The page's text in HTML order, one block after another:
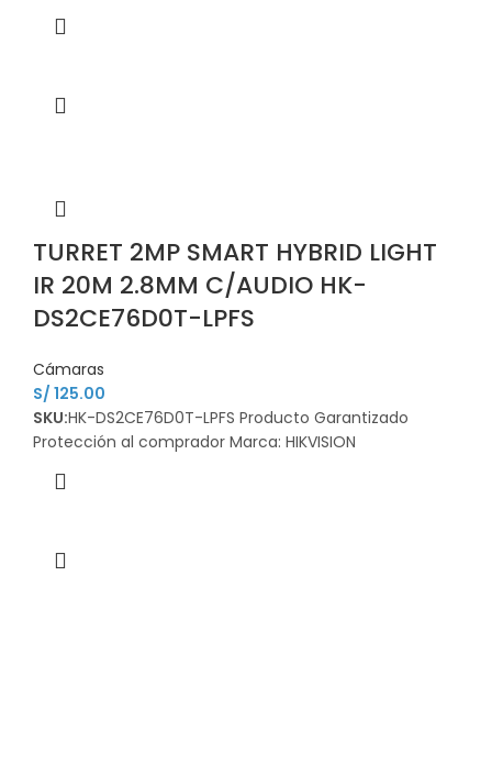
TURRET 2MP SMART HYBRID LIGHT
IR 20M 2.8MM C/AUDIO HK-
DS2CE76D0T-LPFS
Cámaras
S/ 125.00
SKU:HK-DS2CE76D0T-LPFS Producto Garantizado
Protección al comprador Marca: HIKVISION